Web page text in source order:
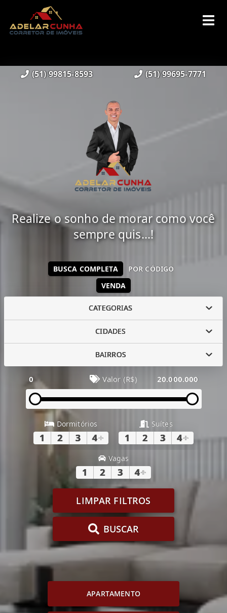
(51) 99815-8593 (51) 99695-7771
Realize o sonho de morar como você
sempre quis...!
VENDA
BUSCA COMPLETA POR CÓDIGO
CATEGORIAS
CIDADES
BAIRROS
0 Valor (R$) 20.000.000
Dormitórios
1 2 3 4+
Suítes
1 2 3 4+
Vagas
1 2 3 4+
LIMPAR FILTROS
BUSCAR
APARTAMENTO